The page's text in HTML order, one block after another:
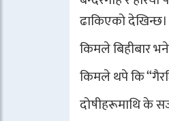
ढाकिएको देखिन्छ।
किमले बिहीबार
किमले थपे कि
दोषीहरूमाथि के